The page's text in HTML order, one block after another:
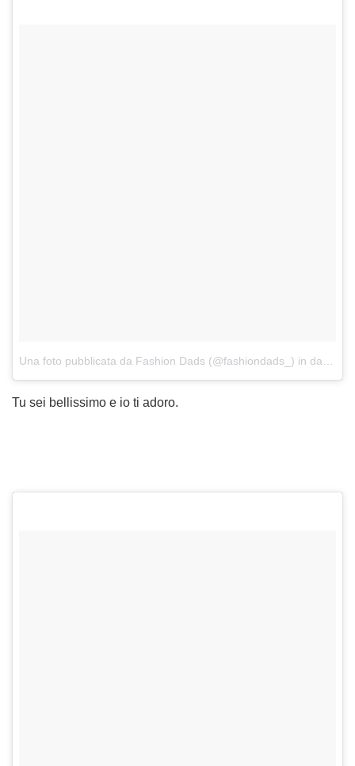
Una foto pubblicata da Fashion Dads (@fashiondads_) in data:
Tu sei bellissimo e io ti adoro.